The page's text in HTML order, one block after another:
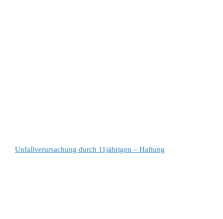
Unfallverursachung durch 11jährigen – Haftung